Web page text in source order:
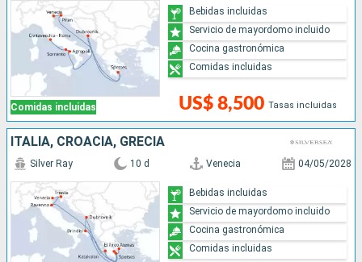
Comidas incluidas US$ 8,500 Tasas incluidas
Bebidas incluidas
Servicio de mayordomo incluido
Cocina gastronómica
Comidas incluidas
ITALIA, CROACIA, GRECIA
Silver Ray 10 d Venecia 04/05/2028
Bebidas incluidas
Servicio de mayordomo incluido
Cocina gastronómica
Comidas incluidas